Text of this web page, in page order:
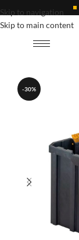
Skip to navigation
Skip to main content
-30%